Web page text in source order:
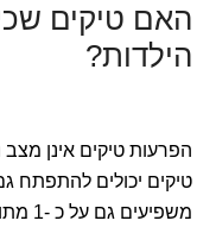
האם טיקים
הילדות?
הפרעות טיקים אינן
טיקים יכולים להתפתח
משפיעים גם על כ -1 מתוך 100 מבוגרים.